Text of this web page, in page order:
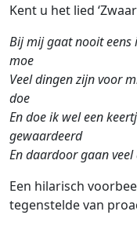
Kent u het lied
Bij mij gaat nooit eens
moe
Veel dingen zijn voor
doe
En doe ik wel een
gewaardeerd
En daardoor gaan
Een hilarisch
tegenstelde van